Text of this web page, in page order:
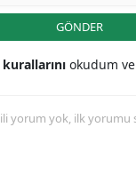
GÖNDER
okudum
yorum yok, ilk yorumu